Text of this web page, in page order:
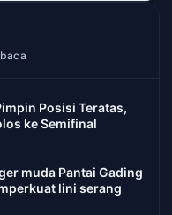
Posisi Teratas,
ke Semifinal
muda Pantai Gading
lini serang